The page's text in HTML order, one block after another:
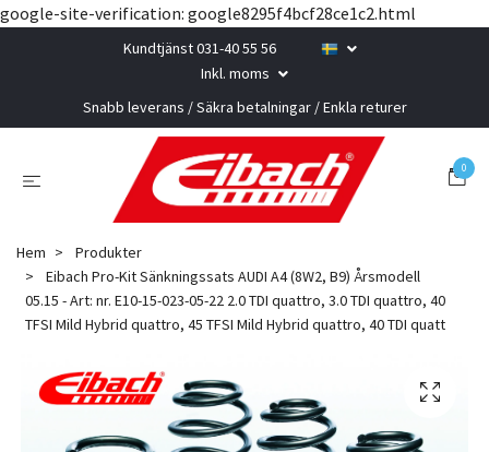
google-site-verification: google8295f4bcf28ce1c2.html
Kundtjänst 031-40 55 56
Inkl. moms
Snabb leverans / Säkra betalningar / Enkla returer
0
Hem
Produkter
Eibach Pro-Kit Sänkningssats AUDI A4 (8W2, B9) Årsmodell
05.15 - Art: nr. E10-15-023-05-22 2.0 TDI quattro, 3.0 TDI quattro, 40
TFSI Mild Hybrid quattro, 45 TFSI Mild Hybrid quattro, 40 TDI quatt